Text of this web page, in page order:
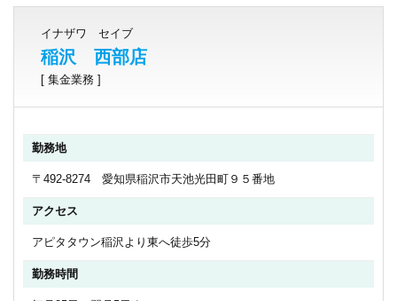
イナザワ セイブ
稲沢 西部店
[ 集金業務 ]
勤務地
〒492-8274 愛知県稲沢市天池光田町９５番地
アクセス
アピタタウン稲沢より東へ徒歩5分
勤務時間